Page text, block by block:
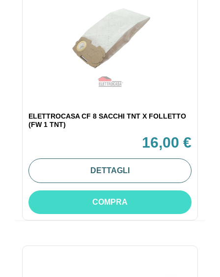
ELETTROCASA CF 8 SACCHI TNT X FOLLETTO
(FW 1 TNT)
16,00 €
DETTAGLI
COMPRA